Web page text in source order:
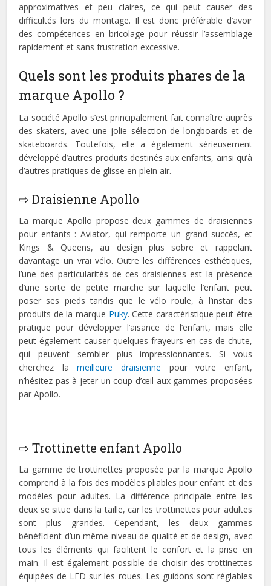
approximatives et peu claires, ce qui peut causer des
difficultés lors du montage. Il est donc préférable d’avoir
des compétences en bricolage pour réussir l’assemblage
rapidement et sans frustration excessive.
Quels sont les produits phares de la
marque Apollo ?
La société Apollo s’est principalement fait connaître auprès
des skaters, avec une jolie sélection de longboards et de
skateboards. Toutefois, elle a également sérieusement
développé d’autres produits destinés aux enfants, ainsi qu’à
d’autres pratiques de glisse en plein air.
⇨ Draisienne Apollo
La marque Apollo propose deux gammes de draisiennes
pour enfants : Aviator, qui remporte un grand succès, et
Kings & Queens, au design plus sobre et rappelant
davantage un vrai vélo. Outre les différences esthétiques,
l’une des particularités de ces draisiennes est la présence
d’une sorte de petite marche sur laquelle l’enfant peut
poser ses pieds tandis que le vélo roule, à l’instar des
produits de la marque Puky. Cette caractéristique peut être
pratique pour développer l’aisance de l’enfant, mais elle
peut également causer quelques frayeurs en cas de chute,
qui peuvent sembler plus impressionnantes. Si vous
cherchez lameilleure draisienne pour votre enfant,
n’hésitez pas à jeter un coup d’œil aux gammes proposées
par Apollo.
⇨ Trottinette enfant Apollo
La gamme de trottinettes proposée par la marque Apollo
comprend à la fois des modèles pliables pour enfant et des
modèles pour adultes. La différence principale entre les
deux se situe dans la taille, car les trottinettes pour adultes
sont plus grandes. Cependant, les deux gammes
bénéficient d’un même niveau de qualité et de design, avec
tous les éléments qui facilitent le confort et la prise en
main. Il est également possible de choisir des trottinettes
équipées de LED sur les roues. Les guidons sont réglables